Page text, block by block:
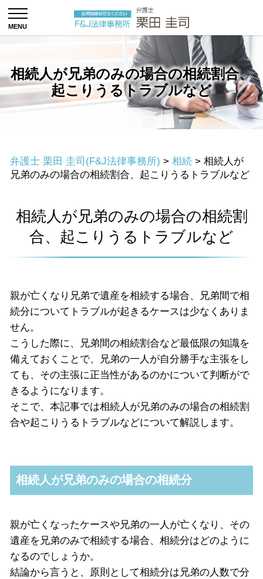
相続人が兄弟のみの場合の相続割合、
起こりうるトラブルなど
弁護士 栗田 圭司(F&J法律事務所) > 相続 > 相続人が
兄弟のみの場合の相続割合、起こりうるトラブルなど
相続人が兄弟のみの場合の相続割
合、起こりうるトラブルなど
親が亡くなり兄弟で遺産を相続する場合、兄弟間で相
続分についてトラブルが起きるケースは少なくありま
せん。
こうした際に、兄弟間の相続割合など最低限の知識を
備えておくことで、兄弟の一人が自分勝手な主張をし
ても、その主張に正当性があるのかについて判断がで
きるようになります。
そこで、本記事では相続人が兄弟のみの場合の相続割
合や起こりうるトラブルなどについて解説します。
相続人が兄弟のみの場合の相続分
親が亡くなったケースや兄弟の一人が亡くなり、その
遺産を兄弟のみで相続する場合、相続分はどのように
なるのでしょうか。
結論から言うと、原則として相続分は兄弟の人数で分